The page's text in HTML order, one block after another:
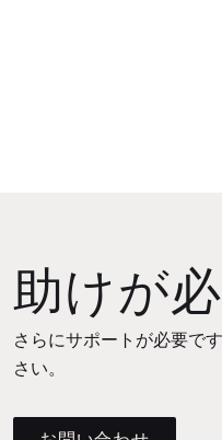
助けが
さらにサポートが必要で
さい。